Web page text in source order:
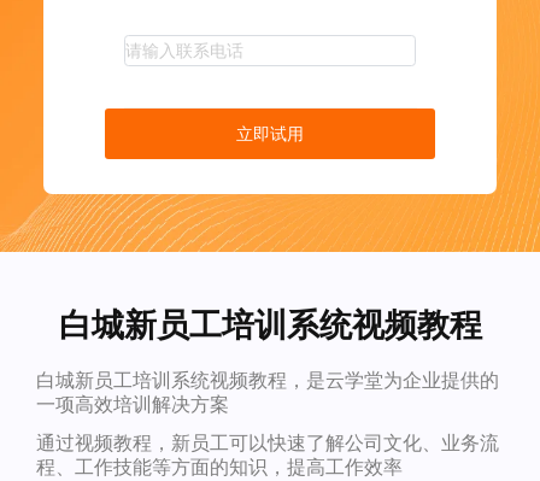
立即试用
白城新员工培训系统视频教程
白城新员工培训系统视频教程，是云学堂为企业提供的
一项高效培训解决方案
通过视频教程，新员工可以快速了解公司文化、业务流
程、工作技能等方面的知识，提高工作效率